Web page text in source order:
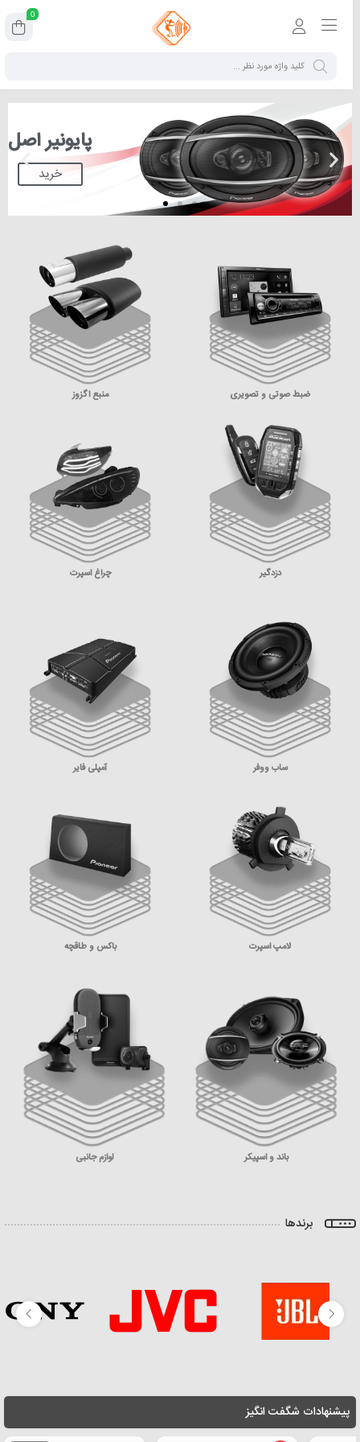
0
پایونیر اصل
خرید
ضبط صوتی و تصویری
دزدگیر
منبع اگزوز
چراغ اسپرت
ساب ووفر
لامپ اسپرت
آمپلی فایر
باکس و طاقچه
باند و اسپیکر لوازم جانبی
برندها
پیشنهادات شگفت انگیز